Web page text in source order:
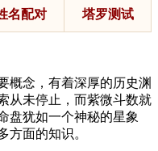
名配对 塔罗测试
概念，有着深厚的历史渊
从未停止，而紫微斗数就
盘犹如一个神秘的星象
方面的知识。